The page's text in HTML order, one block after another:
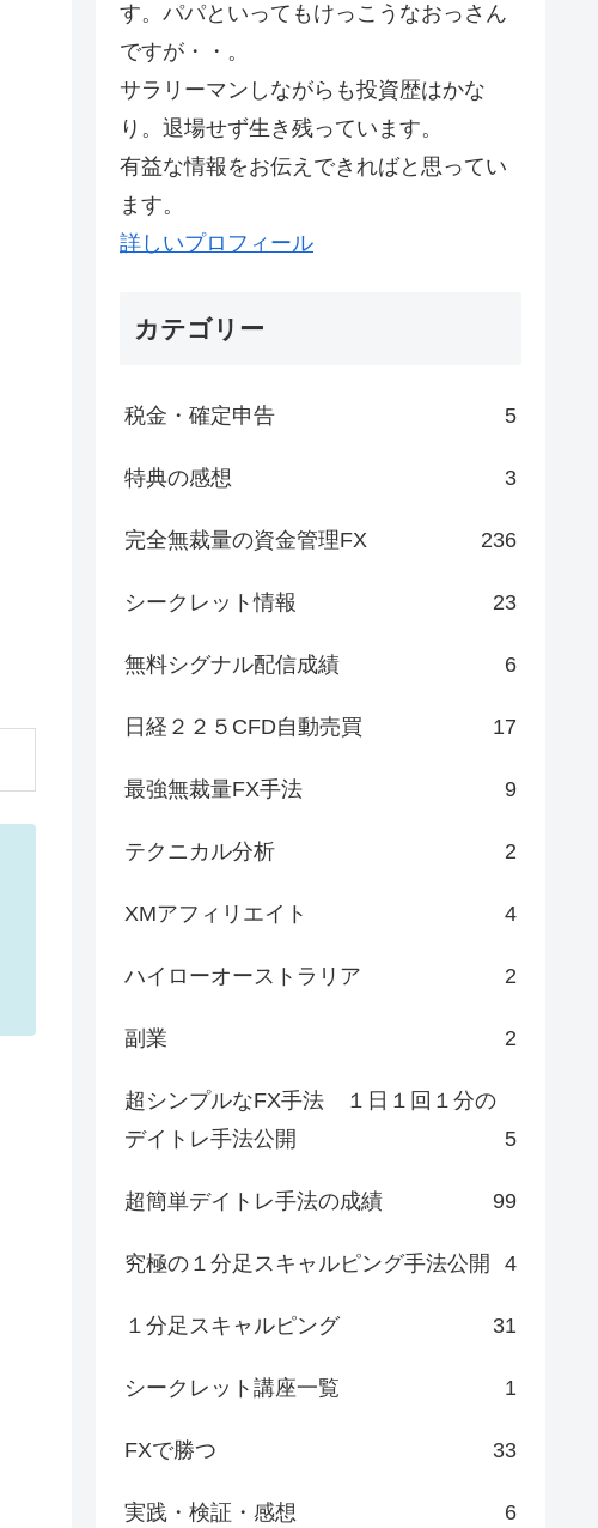
す。パパといってもけっこうなおっさん
ですが・・。
サラリーマンしながらも投資歴はかな
り。退場せず生き残っています。
有益な情報をお伝えできればと思ってい
ます。
詳しいプロフィール
カテゴリー
税金・確定申告 5
特典の感想 3
完全無裁量の資金管理FX 236
シークレット情報 23
無料シグナル配信成績 6
日経２２５CFD自動売買 17
最強無裁量FX手法 9
テクニカル分析 2
XMアフィリエイト 4
ハイローオーストラリア 2
副業 2
超シンプルなFX手法 １日１回１分の
デイトレ手法公開
5
超簡単デイトレ手法の成績 99
究極の１分足スキャルピング手法公開 4
１分足スキャルピング 31
シークレット講座一覧 1
FXで勝つ 33
実践・検証・感想 6